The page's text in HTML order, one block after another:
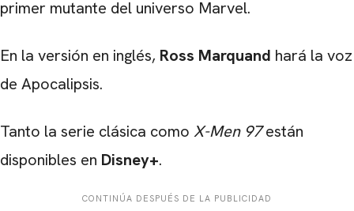
primer mutante del universo Marvel.
En la versión en inglés, Ross Marquand hará la voz
de Apocalipsis.
Tanto la serie clásica como X-Men 97están
disponibles en Disney+.
CONTINÚA DESPUÉS DE LA PUBLICIDAD